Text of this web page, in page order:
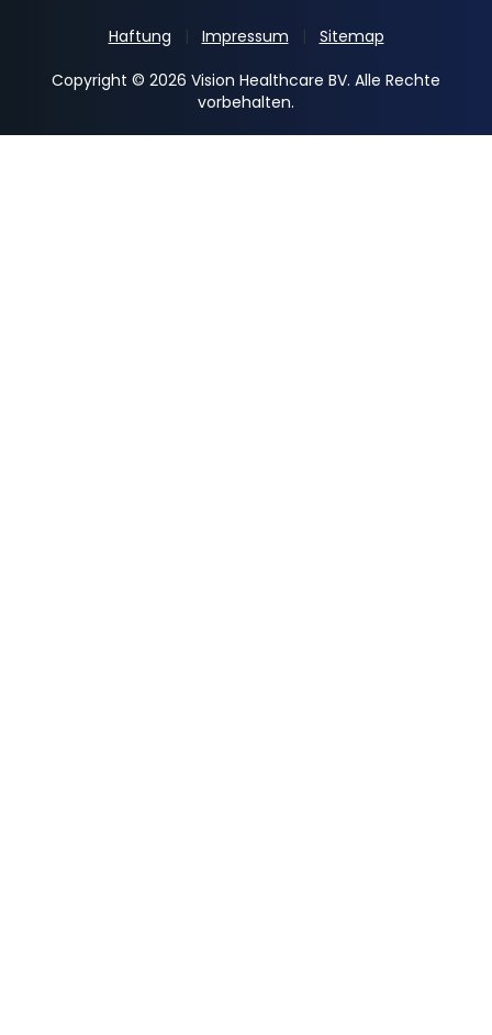
Haftung Impressum
Sitemap
Copyright © 2026 Vision Healthcare BV. Alle Rechte
vorbehalten.